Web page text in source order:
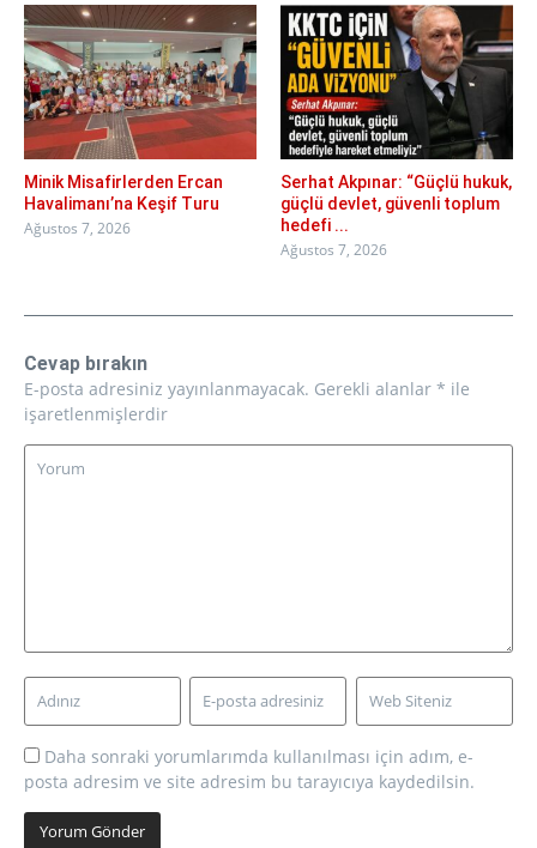
Minik Misafirlerden Ercan
Havalimanı’na Keşif Turu
Ağustos 7, 2026
Serhat Akpınar: “Güçlü hukuk,
güçlü devlet, güvenli toplum
hedefi ...
Ağustos 7, 2026
Cevap bırakın
E-posta adresiniz yayınlanmayacak. Gerekli alanlar * ile
işaretlenmişlerdir
Daha sonraki yorumlarımda kullanılması için adım, e-
posta adresim ve site adresim bu tarayıcıya kaydedilsin.